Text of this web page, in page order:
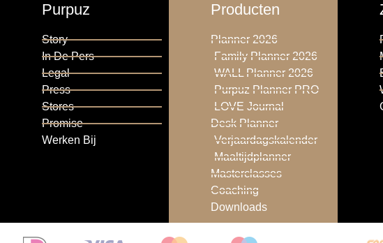
Purpuz
Story
In De Pers
Legal
Press
Stores
Promise
Werken Bij
Producten
Planner 2026
Family Planner 2026
WALL Planner 2026
Purpuz Planner PRO
LOVE Journal
Desk Planner
Verjaardagskalender
Maaltijdplanner
Masterclasses
Coaching
Downloads